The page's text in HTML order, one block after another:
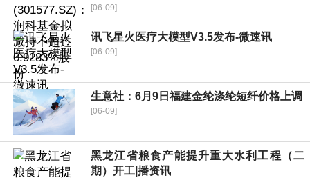
[06-09]
讯飞星火医疗大模型V3.5发布-微速讯
[06-09]
生意社：6月9日福建金纶涤纶短纤价格上调
[06-09]
黑龙江省粮食产能提升重大水利工程（二
期）开工|播资讯